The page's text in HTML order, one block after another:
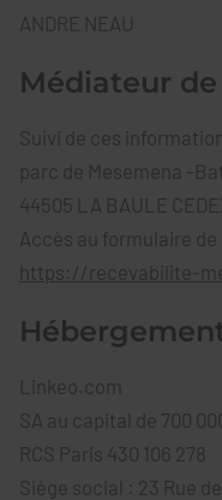
ANDRE NEAU
Médiateur
Suivi de ces
parc de Mesemena -
44505 LA BAULE
Accès au formulaire de
https://recevabilite-
Linkeo.com
SA au capital de 700
RCS Paris 430 106 278
Siège social : 23 Rue